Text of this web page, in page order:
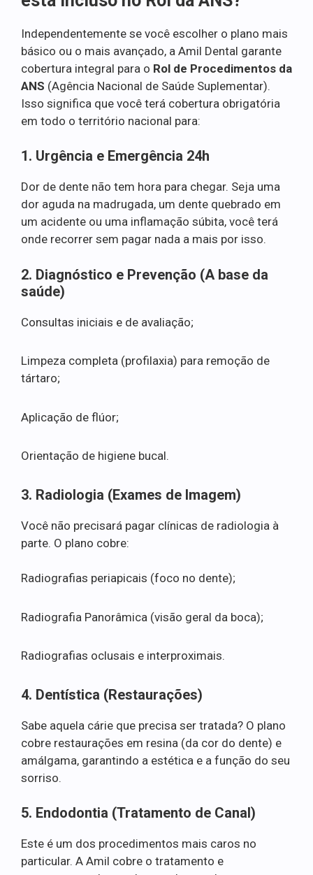
Independentemente se você escolher o plano mais
básico ou o mais avançado, a Amil Dental garante
cobertura integral para o Rol de Procedimentos da
ANS (Agência Nacional de Saúde Suplementar).
Isso significa que você terá cobertura obrigatória
em todo o território nacional para:
1. Urgência e Emergência 24h
Dor de dente não tem hora para chegar. Seja uma
dor aguda na madrugada, um dente quebrado em
um acidente ou uma inflamação súbita, você terá
onde recorrer sem pagar nada a mais por isso.
2. Diagnóstico e Prevenção (A base da
saúde)
Consultas iniciais e de avaliação;
Limpeza completa (profilaxia) para remoção de
tártaro;
Aplicação de flúor;
Orientação de higiene bucal.
3. Radiologia (Exames de Imagem)
Você não precisará pagar clínicas de radiologia à
parte. O plano cobre:
Radiografias periapicais (foco no dente);
Radiografia Panorâmica (visão geral da boca);
Radiografias oclusais e interproximais.
4. Dentística (Restaurações)
Sabe aquela cárie que precisa ser tratada? O plano
cobre restaurações em resina (da cor do dente) e
amálgama, garantindo a estética e a função do seu
sorriso.
5. Endodontia (Tratamento de Canal)
Este é um dos procedimentos mais caros no
particular. A Amil cobre o tratamento e